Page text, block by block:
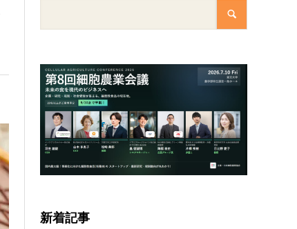
新着記事